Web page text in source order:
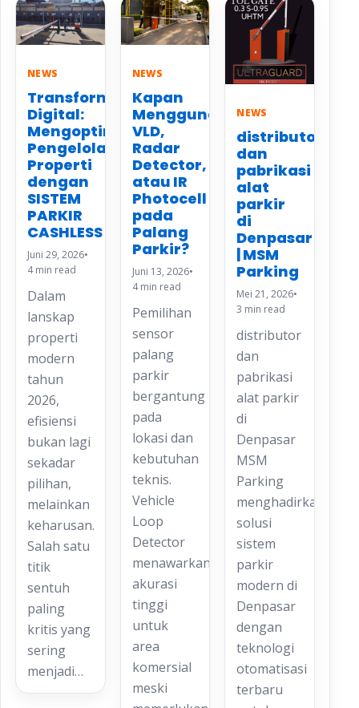
NEWS
Transformasi
Digital:
Mengoptimalkan
Pengelolaan
Properti
dengan
SISTEM
PARKIR
CASHLESS
Juni 29, 2026•
4 min read
Dalam
lanskap
properti
modern
tahun
2026,
efisiensi
bukan lagi
sekadar
pilihan,
melainkan
keharusan.
Salah satu
titik
sentuh
paling
kritis yang
sering
menjadi…
NEWS
Kapan
Menggunakan
VLD,
Radar
Detector,
atau IR
Photocell
pada
Palang
Parkir?
Juni 13, 2026•
4 min read
Pemilihan
sensor
palang
parkir
bergantung
pada
lokasi dan
kebutuhan
teknis.
Vehicle
Loop
Detector
menawarkan
akurasi
tinggi
untuk
area
komersial
meski
NEWS
distributor
dan
pabrikasi
alat
parkir
di
Denpasar
| MSM
Parking
Mei 21, 2026•
3 min read
distributor
dan
pabrikasi
alat parkir
di
Denpasar
MSM
Parking
menghadirkan
solusi
sistem
parkir
modern di
Denpasar
dengan
teknologi
otomatisasi
terbaru